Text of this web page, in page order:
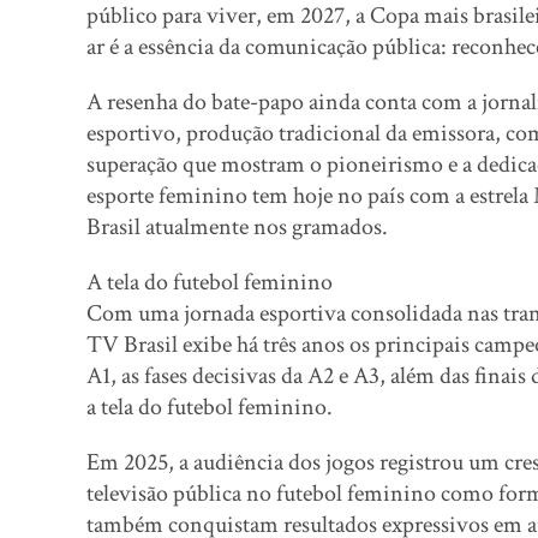
público para viver, em 2027, a Copa mais
ar é a essência da comunicação pública:
A resenha do bate-papo ainda conta com a
esportivo, produção tradicional da emissora,
superação que mostram o pioneirismo e a
esporte feminino tem hoje no país com a estrela
Brasil atualmente nos gramados.
A tela do futebol feminino
Com uma jornada esportiva consolidada nas
TV Brasil exibe há três anos os principais
A1, as fases decisivas da A2 e A3, além das
a tela do futebol feminino.
Em 2025, a audiência dos jogos registrou um
televisão pública no futebol feminino como
também conquistam resultados expressivos em